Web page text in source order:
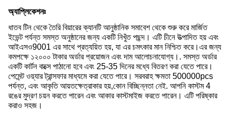
অ্যাপ্লিকেশনঃ
ধাতব টিন থেকে তৈরি বিয়ারের ক্যানটি আনুষ্ঠানিক সমাবেশ থেকে শুরু করে মার্জিত
ইভেন্ট পর্যন্ত সমস্ত অনুষ্ঠানের জন্য একটি নিখুঁত পছন্দ। এটি চীনে উত্পাদিত হয় এবং
আইএসও9001 এর সাথে প্রত্যয়িত হয়, যা এর চমৎকার মান নিশ্চিত করে।এর জন্য
কমপক্ষে ১২০০০ টাকার অর্ডার প্রয়োজন এবং দাম আলোচনাযোগ্য।. সমস্ত অর্ডার
একটি কার্টন বাক্সে পাঠানো হবে এবং 25-35 দিনের মধ্যে বিতরণ করা যেতে পারে।
পেমেন্ট ওয়্যার ট্রান্সফার মাধ্যমে করা যেতে পারে। সরবরাহ ক্ষমতা 500000pcs
পর্যন্ত, এবং আকৃতি আয়তক্ষেত্রাকার হয়,কোন বিচ্ছিন্নতা নেই. আপনি কাস্টম 4
রঙের মুদ্রণ চয়ন করতে পারেন এবং আকার কাস্টমাইজ করতে পারেন। এটি পরিষ্কার
করাও সহজ।